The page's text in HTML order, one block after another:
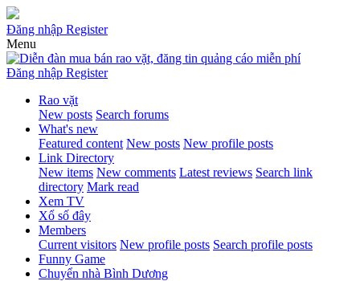
Đăng nhập Register
Menu
Đăng nhập Register
Rao vặt
New posts Search forums
What's new
Featured content New posts New profile posts
Link Directory
New items New comments Latest reviews Search link
directory Mark read
Xem TV
Xổ số đây
Members
Current visitors New profile posts Search profile posts
Funny Game
Chuyển nhà Bình Dương